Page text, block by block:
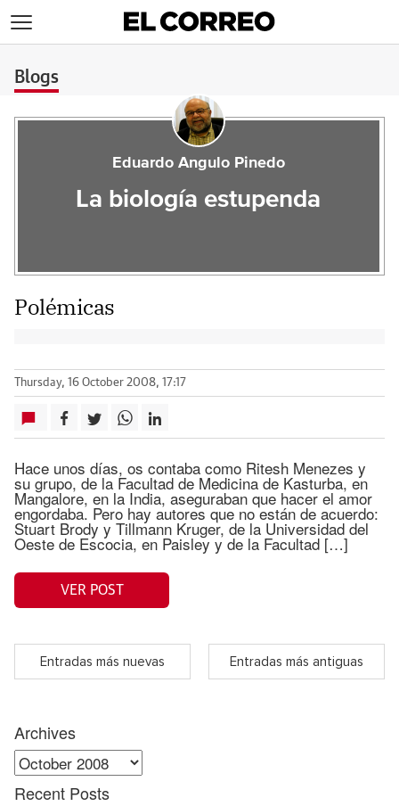
Blogs
Eduardo Angulo Pinedo
La biología estupenda
Polémicas
Thursday, 16 October 2008, 17:17
Hace unos días, os contaba como Ritesh Menezes y
su grupo, de la Facultad de Medicina de Kasturba, en
Mangalore, en la India, aseguraban que hacer el amor
engordaba. Pero hay autores que no están de acuerdo:
Stuart Brody y Tillmann Kruger, de la Universidad del
Oeste de Escocia, en Paisley y de la Facultad […]
VER POST
Entradas más nuevas Entradas más antiguas
Archives
Archives
Recent Posts